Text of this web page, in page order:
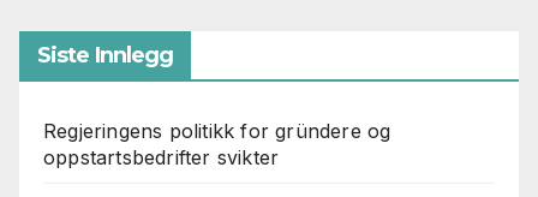
Siste Innlegg
Regjeringens politikk for gründere og
oppstartsbedrifter svikter